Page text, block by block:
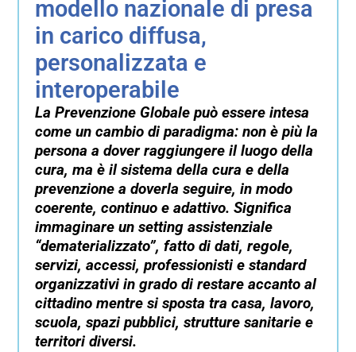
modello nazionale di presa
in carico diffusa,
personalizzata e
interoperabile
La Prevenzione Globale può essere intesa
come un cambio di paradigma: non è più la
persona a dover raggiungere il luogo della
cura, ma è il sistema della cura e della
prevenzione a doverla seguire, in modo
coerente, continuo e adattivo. Significa
immaginare un setting assistenziale
“dematerializzato”, fatto di dati, regole,
servizi, accessi, professionisti e standard
organizzativi in grado di restare accanto al
cittadino mentre si sposta tra casa, lavoro,
scuola, spazi pubblici, strutture sanitarie e
territori diversi.